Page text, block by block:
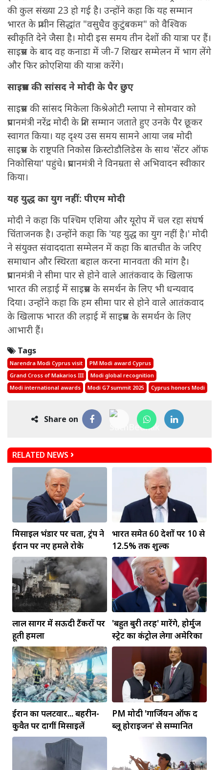
की कुल संख्या 23 हो गई है। उन्होंने कहा कि यह सम्मान
भारत के प्राचीन सिद्धांत "वसुधैव कुटुंबकम" को वैश्विक
स्वीकृति देने जैसा है। मोदी इस समय तीन देशों की यात्रा पर हैं।
साइप्रस के बाद वह कनाडा में जी-7 शिखर सम्मेलन में भाग लेंगे
और फिर क्रोएशिया की यात्रा करेंगे।
साइप्रस की सांसद ने मोदी के पैर छुए
साइप्रस की सांसद मिकेला किश्रेओटी म्लापा ने सोमवार को
प्रधानमंत्री नरेंद्र मोदी के प्रति सम्मान जताते हुए उनके पैर छूकर
स्वागत किया। यह दृश्य उस समय सामने आया जब मोदी
साइप्रस के राष्ट्रपति निकोस क्रिस्टोडौलिडेस के साथ 'सेंटर ऑफ
निकोसिया' पहुंचे। प्रधानमंत्री ने विनम्रता से अभिवादन स्वीकार
किया।
यह युद्ध का युग नहीं: पीएम मोदी
मोदी ने कहा कि पश्चिम एशिया और यूरोप में चल रहा संघर्ष
चिंताजनक है। उन्होंने कहा कि 'यह युद्ध का युग नहीं है।' मोदी
ने संयुक्त संवाददाता सम्मेलन में कहा कि बातचीत के जरिए
समाधान और स्थिरता बहाल करना मानवता की मांग है।
प्रधानमंत्री ने सीमा पार से होने वाले आतंकवाद के खिलाफ
भारत की लड़ाई में साइप्रस के समर्थन के लिए भी धन्यवाद
दिया। उन्होंने कहा कि हम सीमा पार से होने वाले आतंकवाद
के खिलाफ भारत की लड़ाई में साइप्रस के समर्थन के लिए
आभारी हैं।
Tags
Narendra Modi Cyprus visit
PM Modi award Cyprus
Grand Cross of Makarios III
Modi global recognition
Modi international awards
Modi G7 summit 2025 Cyprus honors Modi
Share on
RELATED NEWS
मिसाइल भंडार पर चिंता, ट्रंप ने
ईरान पर नए हमले रोके
भारत समेत 60 देशों पर 10 से
12.5% तक शुल्क
लाल सागर में सऊदी टैंकरों पर
हूती हमला
'बहुत बुरी तरह' मारेंगे, होर्मुज
स्ट्रेट का कंट्रोल लेगा अमेरिका
ईरान का पलटवार... बहरीन-
कुवैत पर दागीं मिसाइलें
PM मोदी 'गार्जियन ऑफ द
ब्लू होराइजन' से सम्मानित